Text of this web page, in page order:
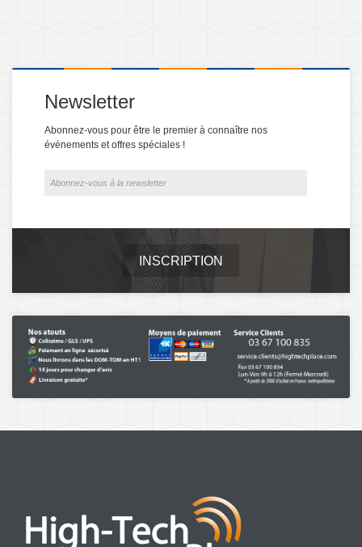
Newsletter
Abonnez-vous pour être le premier à connaître nos
événements et offres spéciales !
INSCRIPTION